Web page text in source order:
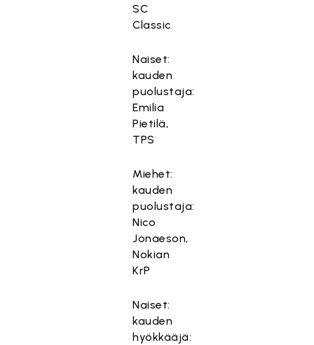
SC
Classic
Naiset:
kauden
puolustaja:
Emilia
Pietilä,
TPS
Miehet:
kauden
puolustaja:
Nico
Jonaeson,
Nokian
KrP
Naiset:
kauden
hyökkääjä: